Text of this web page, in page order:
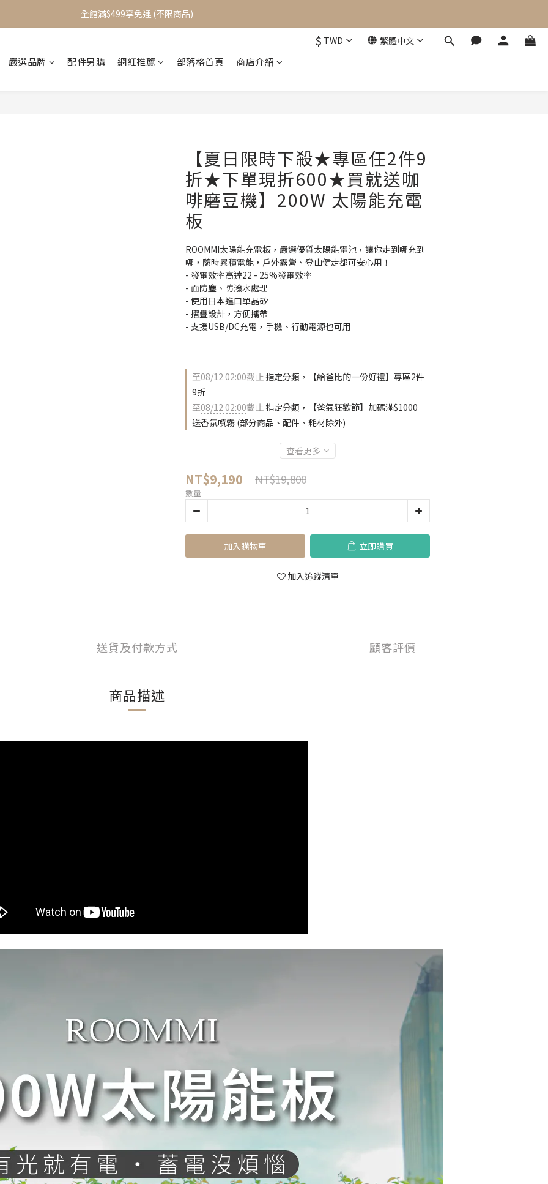
加入會員立即送$100元購物金
全館滿$499享免運 (不限商品)
$ TWD 繁體中文
嚴選品牌 配件另購 網紅推薦 部落格首頁 商店介紹
【夏日限時下殺★專區任2件9
折★下單現折600★買就送咖
啡磨豆機】200W 太陽能充電
板
ROOMMI太陽能充電板，嚴選優質太陽能電池，讓你走到哪充到
哪，隨時累積電能，戶外露營、登山健走都可安心用！
- 發電效率高達22 - 25%發電效率
- 面防塵、防潑水處理
- 使用日本進口單晶矽
- 摺疊設計，方便攜帶
- 支援USB/DC充電，手機、行動電源也可用
至08/12 02:00截止 指定分類，【給爸比的一份好禮】專區2件
9折
至08/12 02:00截止 指定分類，【爸氣狂歡節】加碼滿$1000
送香氛噴霧 (部分商品、配件、耗材除外)
查看更多
NT$9,190 NT$19,800
數量
加入購物車 立即購買
加入追蹤清單
送貨及付款方式 顧客評價
商品描述